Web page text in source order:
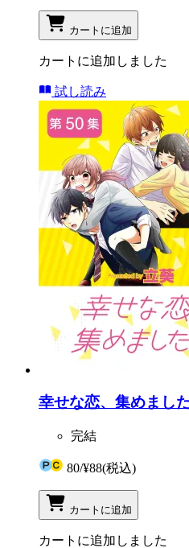
カートに追加
カートに追加しました
試し読み
幸せな恋、集めまし
完結
80/¥88(税込)
カートに追加
カートに追加しました